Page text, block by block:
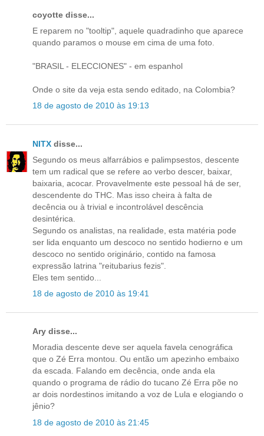
coyotte disse...
E reparem no "tooltip", aquele quadradinho que aparece
quando paramos o mouse em cima de uma foto.
"BRASIL - ELECCIONES" - em espanhol
Onde o site da veja esta sendo editado, na Colombia?
18 de agosto de 2010 às 19:13
NITX disse...
Segundo os meus alfarrábios e palimpsestos, descente
tem um radical que se refere ao verbo descer, baixar,
baixaria, acocar. Provavelmente este pessoal há de ser,
descendente do THC. Mas isso cheira à falta de
decência ou à trivial e incontrolável descência
desintérica.
Segundo os analistas, na realidade, esta matéria pode
ser lida enquanto um descoco no sentido hodierno e um
descoco no sentido originário, contido na famosa
expressão latrina "reitubarius fezis".
Eles tem sentido...
18 de agosto de 2010 às 19:41
Ary disse...
Moradia descente deve ser aquela favela cenográfica
que o Zé Erra montou. Ou então um apezinho embaixo
da escada. Falando em decência, onde anda ela
quando o programa de rádio do tucano Zé Erra põe no
ar dois nordestinos imitando a voz de Lula e elogiando o
jênio?
18 de agosto de 2010 às 21:45